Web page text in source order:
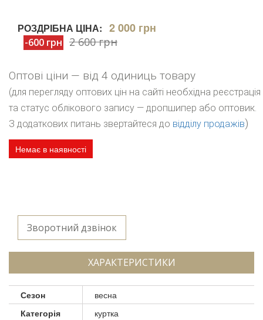
РОЗДРІБНА ЦІНА: 2 000 грн
-600 грн 2 600 грн
Оптові ціни — від 4 одиниць товару
(для перегляду оптових цін на сайті необхідна реєстрація
та статус облікового запису — дропшипер або оптовик.
З додаткових питань звертайтеся до відділу продажів)
Немає в наявності
Зворотний дзвінок
ХАРАКТЕРИСТИКИ
Сезон
весна
Категорія
куртка